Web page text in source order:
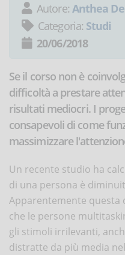
Autore: Anthea
Categoria: Studi
20/06/2018
Se il corso non è
difficoltà a prestare
risultati mediocri. I
consapevoli di come
massimizzare
Un recente studio ha
di una persona è
Apparentemente questa
che le persone
gli stimoli irrilevanti,
distratte da più media